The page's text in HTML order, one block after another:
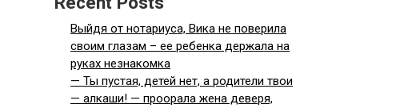
Выйдя от нотариуса, Вика не поверила
своим глазам – ее ребенка держала на
руках незнакомка
— Ты пустая, детей нет, а родители твои
— алкаши! — проорала жена деверя,